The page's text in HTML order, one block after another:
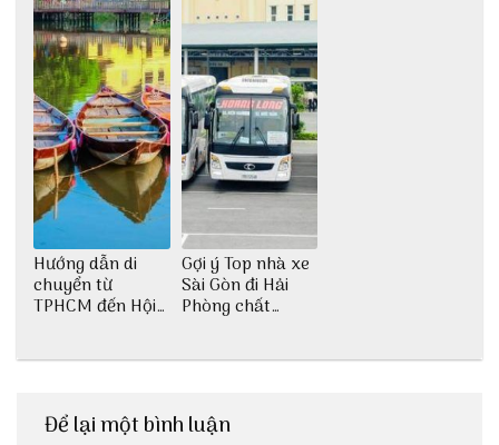
Hướng dẫn di
chuyển từ
TPHCM đến Hội
Gợi ý Top nhà xe
Sài Gòn đi Hải
Phòng chất
Để lại một bình luận